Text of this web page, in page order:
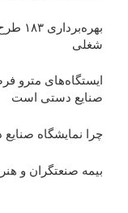
شغلی
ایستگاه‌های مترو
صنایع دستی است
چرا نمایشگاه
بیمه صنعتگران و